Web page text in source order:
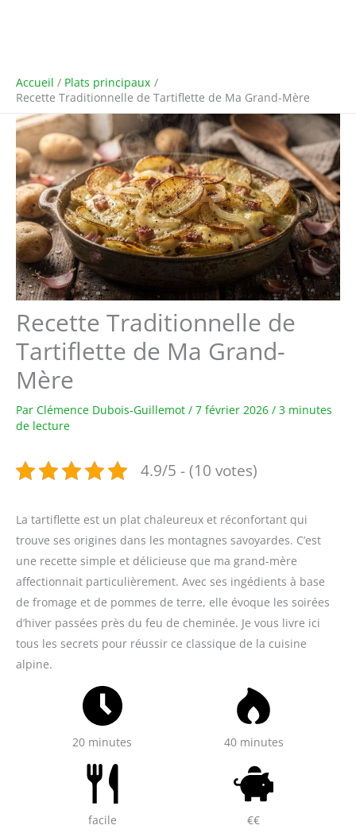
Accueil
Plats principaux
Recette Traditionnelle de Tartiflette de Ma Grand-Mère
Recette Traditionnelle de
Tartiflette de Ma Grand-
Mère
Par Clémence Dubois-Guillemot / 7 février 2026 / 3 minutes
de lecture
4.9/5 - (10 votes)
La tartiflette est un plat chaleureux et réconfortant qui
trouve ses origines dans les montagnes savoyardes. C’est
une recette simple et délicieuse que ma grand-mère
affectionnait particulièrement. Avec ses ingédients à base
de fromage et de pommes de terre, elle évoque les soirées
d’hiver passées près du feu de cheminée. Je vous livre ici
tous les secrets pour réussir ce classique de la cuisine
alpine.
20 minutes 40 minutes
facile €€